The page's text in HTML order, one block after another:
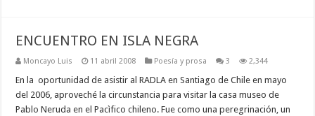
ENCUENTRO EN ISLA NEGRA
Moncayo Luis 11 abril 2008 Poesí­a y prosa 3 2,344
En la oportunidad de asistir al RADLA en Santiago de Chile en mayo
del 2006, aproveché la circunstancia para visitar la casa museo de
Pablo Neruda en el Pacìfico chileno. Fue como una peregrinación, un